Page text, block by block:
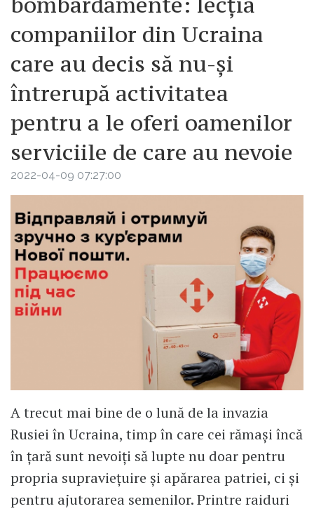
companiilor din Ucraina
care au decis să nu-și
întrerupă activitatea
pentru a le oferi oamenilor
serviciile de care au nevoie
2022-04-09 07:27:00
A trecut mai bine de o lună de la invazia
Rusiei în Ucraina, timp în care cei rămași încă
în țară sunt nevoiți să lupte nu doar pentru
propria supraviețuire și apărarea patriei, ci și
pentru aju­torarea semenilor. Printre raiduri